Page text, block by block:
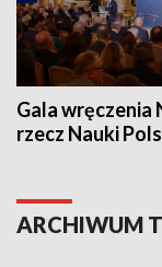
Gala wręczenia
rzecz Nauki
ARCHIWUM